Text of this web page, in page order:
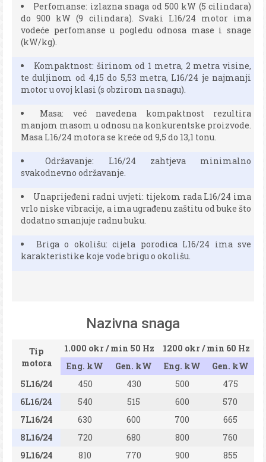
Perfomanse: izlazna snaga od 500 kW (5 cilindara)
do 900 kW (9 cilindara). Svaki L16/24 motor ima
vodeće perfomanse u pogledu odnosa mase i snage
(kW/kg).
Kompaktnost: širinom od 1 metra, 2 metra visine,
te duljinom od 4,15 do 5,53 metra, L16/24 je najmanji
motor u ovoj klasi (s obzirom na snagu).
Masa: već navedena kompaktnost rezultira
manjom masom u odnosu na konkurentske proizvode.
Masa L16/24 motora se kreće od 9,5 do 13,1 tonu.
Održavanje: L16/24 zahtjeva minimalno
svakodnevno održavanje.
Unaprijeđeni radni uvjeti: tijekom rada L16/24 ima
vrlo niske vibracije, a ima ugrađenu zaštitu od buke što
dodatno smanjuje radnu buku.
Briga o okolišu: cijela porodica L16/24 ima sve
karakteristike koje vode brigu o okolišu.
Nazivna snaga
Tip
motora
1.000 okr / min 50 Hz
1200 okr / min 60 Hz
Eng. kW
Gen. kW Eng. kW
Gen. kW
5L16/24
450 430 500
475
6L16/24
540 515 600
570
7L16/24
630 600 700
665
8L16/24
720 680 800
760
9L16/24
810 770 900 855